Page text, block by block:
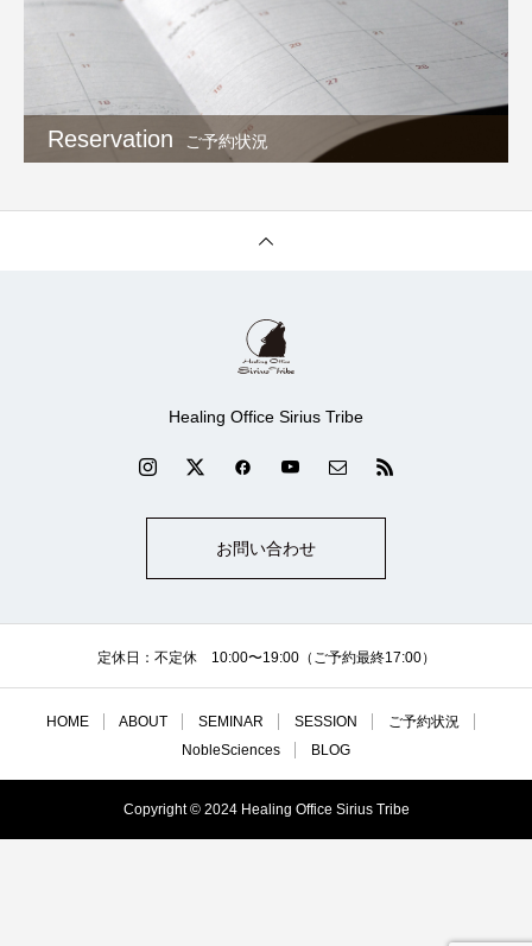
Reservation ご予約状況
Healing Office Sirius Tribe
お問い合わせ
定休日：不定休 10:00〜19:00（ご予約最終17:00）
HOME ABOUT SEMINAR SESSION
ご予約状況
NobleSciences
BLOG
Copyright © 2024 Healing Office Sirius Tribe